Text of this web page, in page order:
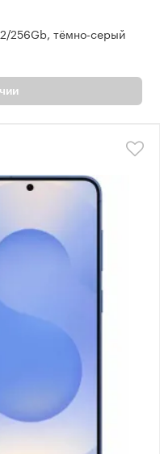
256Gb, тёмно-серый